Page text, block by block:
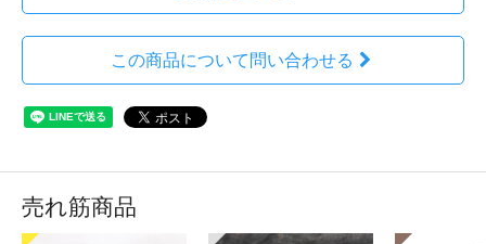
この商品について問い合わせる
売れ筋商品